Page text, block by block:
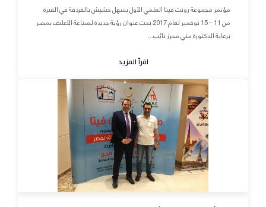
مؤتمر مجموعة رونت فيتا العلمي الأول بسهل حشيش بالغردقة في الفترة
من 11 – 15 نوفمبر لعام 2017 تحت عنوان رؤية جديدة لصناعة الأعلاف بمصر
برعاية الدكتورة مني محرز نائب...
اقرأ المزيد